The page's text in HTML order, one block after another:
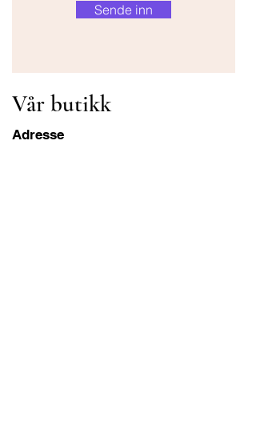
Sende inn
Vår butikk
Adresse